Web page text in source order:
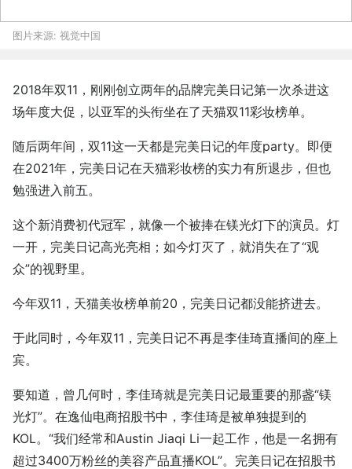
图片来源: 视觉中国
2018年双11，刚刚创立两年的品牌完美日记第一次杀进这
场年度大促，以亚军的头衔坐在了天猫双11彩妆榜单。
随后两年间，双11这一天都是完美日记的年度party。即便
在2021年，完美日记在天猫彩妆榜的实力有所退步，但也
勉强进入前五。
这个新消费初代冠军，就像一个被捧在镁光灯下的演员。灯
一开，完美日记高光亮相；如今灯灭了，就消失在了“观
众”的视野里。
今年双11，天猫美妆榜单前20，完美日记都没能挤进去。
于此同时，今年双11，完美日记不再是李佳琦直播间的座上
宾。
要知道，曾几何时，李佳琦就是完美日记最重要的那盏“镁
光灯”。在逸仙电商招股书中，李佳琦是被单独提到的
KOL。“我们经常和Austin Jiaqi Li一起工作，他是一名拥有
超过3400万粉丝的美容产品直播KOL”。完美日记在招股书